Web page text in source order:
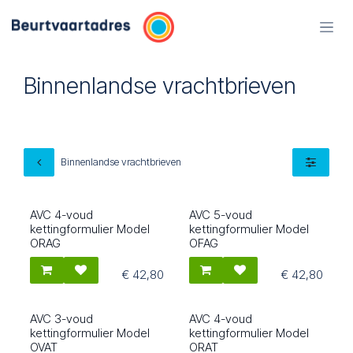
Binnenlandse vrachtbrieven
Binnenlandse vrachtbrieven
1567
AVC 4-voud
kettingformulier Model
ORAG
€ 42,80
1569
AVC 5-voud
kettingformulier Model
OFAG
€ 42,80
1583
AVC 3-voud
kettingformulier Model
OVAT
1585
AVC 4-voud
kettingformulier Model
ORAT